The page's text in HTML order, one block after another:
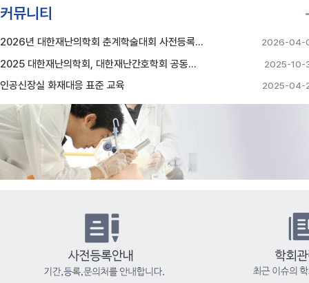
커뮤니티
2026-04-
2026년 대한재난의학회 춘계학술대회 사전등록…
2025-10-
2025 대한재난의학회, 대한재난간호학회 공동…
2025-04-
인공신장실 화재대응 표준 교육